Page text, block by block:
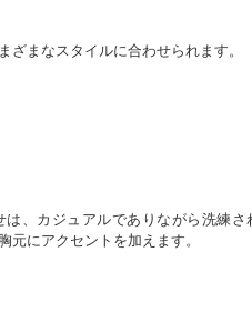
ざまなスタイルに合わせられます。
、カジュアルでありながら洗練さ
元にアクセントを加えます。